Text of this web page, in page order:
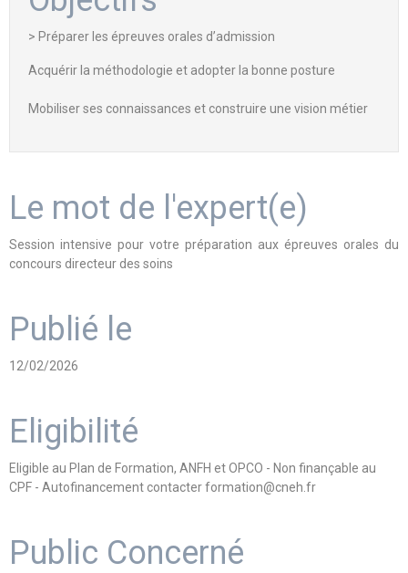
> Préparer les épreuves orales d’admission
Acquérir la méthodologie et adopter la bonne posture
Mobiliser ses connaissances et construire une vision métier
Le mot de l'expert(e)
Session intensive pour votre préparation aux épreuves orales du
concours directeur des soins
Publié le
12/02/2026
Eligibilité
Eligible au Plan de Formation, ANFH et OPCO - Non finançable au
CPF - Autofinancement contacter formation@cneh.fr
Public Concerné